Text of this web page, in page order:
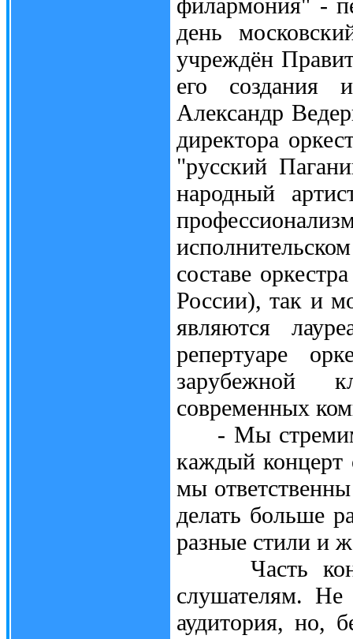
день
учреждён
его создания
Александр
директора
"русский
народный
составе
России), так и
являются
репертуаре
зарубежной
современных
- Мы
каждый концерт
мы
делать больше
разные стили и
Часть
слушателям. Не
аудитория, но,